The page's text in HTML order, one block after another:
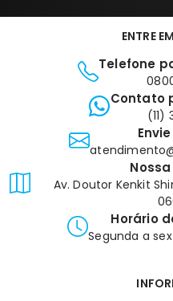
ENTRE
Telefone
Contato
(11)
Av. Doutor Kenkit
Horário
Segunda a